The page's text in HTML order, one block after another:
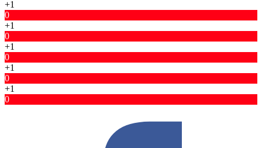
+1
0
+1
0
+1
0
+1
0
+1
0